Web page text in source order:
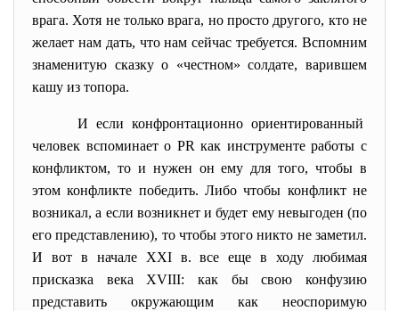
врага. Хотя не только врага, но просто другого, кто не
желает нам дать, что нам сейчас требуется. Вспомним
знаменитую сказку о «честном» солдате, варившем
кашу из топора.
И если конфронтационно ориентированный
человек вспоминает о PR как инструменте работы с
конфликтом, то и нужен он ему для того, чтобы в
этом конфликте победить. Либо чтобы конфликт не
возникал, а если возникнет и будет ему невыгоден (по
его представлению), то чтобы этого никто не заметил.
И вот в начале XXI в. все еще в ходу любимая
присказка века XVIII: как бы свою конфузию
представить окружающим как неоспоримую